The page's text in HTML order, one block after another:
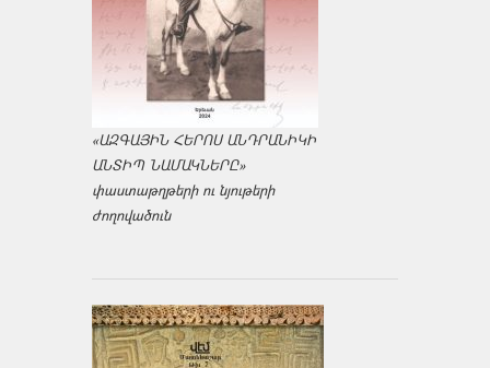
«ԱԶԳԱՅԻՆ ՀԵՐՈՍ ԱՆԴՐԱՆԻԿԻ
ԱՆՏԻՊ ՆԱՄԱԿՆԵՐԸ»
փաստաթղթերի ու նյութերի
ժողովածուն